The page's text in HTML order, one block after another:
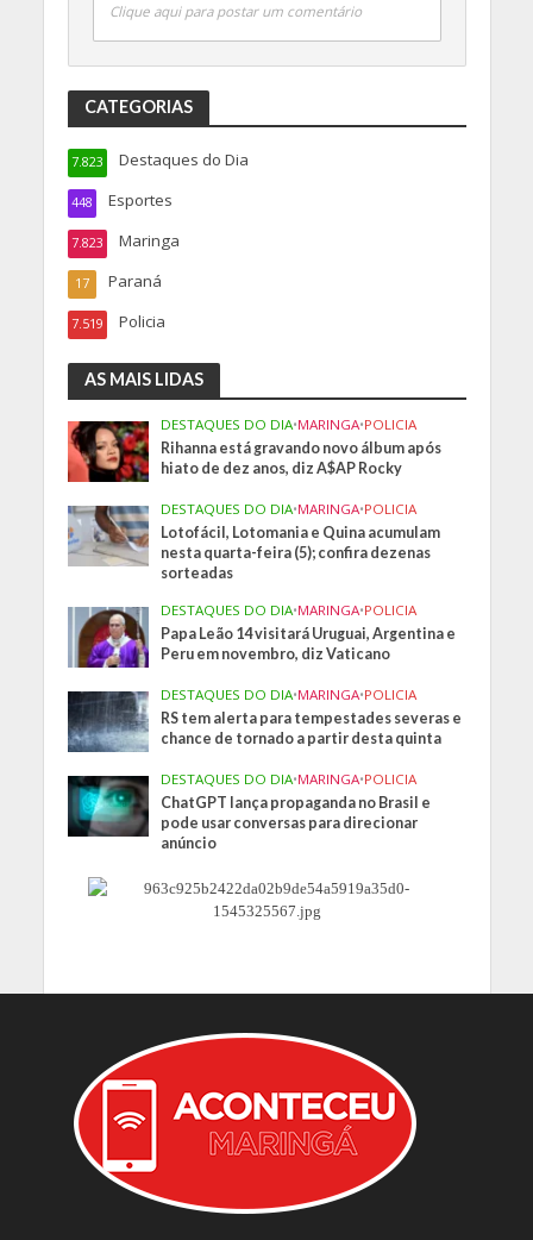
Clique aqui para postar um comentário
CATEGORIAS
Destaques do Dia
7.823
Esportes
448
Maringa
7.823
Paraná
17
Policia
7.519
AS MAIS LIDAS
DESTAQUES DO DIA•MARINGA•POLICIA
Rihanna está gravando novo álbum após
hiato de dez anos, diz A$AP Rocky
DESTAQUES DO DIA•MARINGA•POLICIA
Lotofácil, Lotomania e Quina acumulam
nesta quarta-feira (5); confira dezenas
sorteadas
DESTAQUES DO DIA•MARINGA•POLICIA
Papa Leão 14 visitará Uruguai, Argentina e
Peru em novembro, diz Vaticano
DESTAQUES DO DIA•MARINGA•POLICIA
RS tem alerta para tempestades severas e
chance de tornado a partir desta quinta
DESTAQUES DO DIA•MARINGA•POLICIA
ChatGPT lança propaganda no Brasil e
pode usar conversas para direcionar
anúncio